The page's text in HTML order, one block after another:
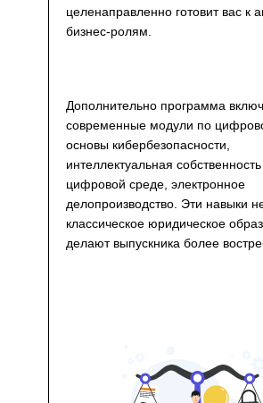
целенаправленно готовит вас к
бизнес-ролям.
Дополнительно программа
современные модули по
основы кибербезопасности,
интеллектуальная
цифровой среде, электронное
делопроизводство. Эти навыки
классическое юридическое
делают выпускника более